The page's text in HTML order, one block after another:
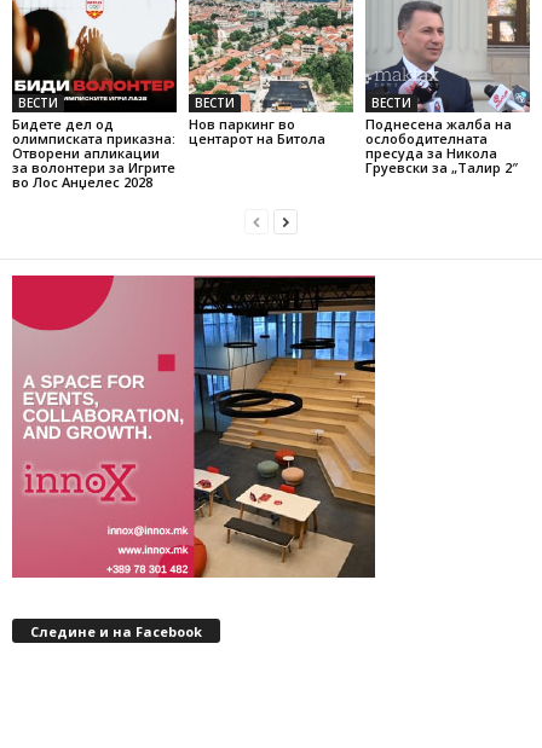
ВЕСТИ
Бидете дел од
олимписката приказна:
Отворени апликации
за волонтери за Игрите
во Лос Анџелес 2028
ВЕСТИ
Нов паркинг во
центарот на Битола
ВЕСТИ
Поднесена жалба на
ослободителната
пресуда за Никола
Груевски за „Талир 2″
Следине и на Facebook